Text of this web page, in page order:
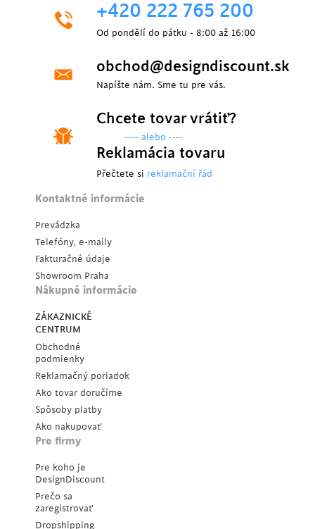
+420 222 765 200
Od pondělí do pátku - 8:00 až 16:00
obchod@designdiscount.sk
Napíšte nám. Sme tu pre vás.
Chcete tovar vrátiť?
---- alebo ----
Reklamácia tovaru
Přečtete si reklamační řád
Kontaktné informácie
Prevádzka
Telefóny, e-maily
Fakturačné údaje
Showroom Praha
Nákupné informácie
ZÁKAZNICKÉ
CENTRUM
Obchodné
podmienky
Reklamačný poriadok
Ako tovar doručíme
Spôsoby platby
Ako nakupovať
Pre firmy
Pre koho je
DesignDiscount
Prečo sa
zaregistrovať
Dropshipping